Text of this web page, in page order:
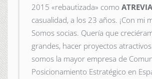
2015 «rebautizada» como
casualidad, a los 23 años. ¡Con mi
Somos socias. Quería que
grandes, hacer proyectos
somos la mayor empresa de
Posicionamiento Estratégico en